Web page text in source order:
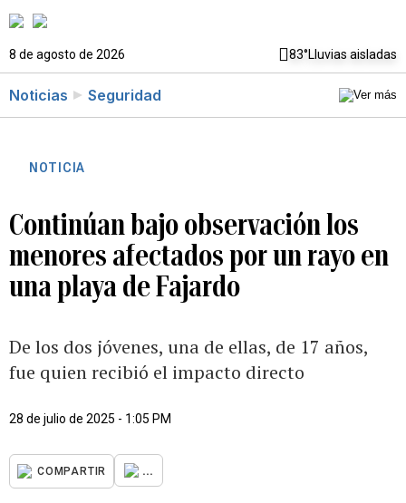
8 de agosto de 2026 83°Lluvias aisladas
Noticias Seguridad
NOTICIA
Continúan bajo observación los
menores afectados por un rayo en
una playa de Fajardo
De los dos jóvenes, una de ellas, de 17 años,
fue quien recibió el impacto directo
28 de julio de 2025 - 1:05 PM
COMPARTIR ...